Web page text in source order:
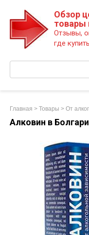
Обзор
товары
Отзывы,
где
Главная > Товары > От
Алковин в